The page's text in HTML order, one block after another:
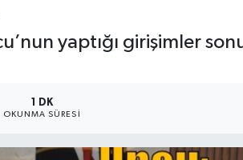
yaptığı girişimler
1 DK
OKUNMA SÜRESI